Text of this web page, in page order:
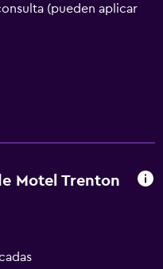
(pueden aplicar
Motel Trenton